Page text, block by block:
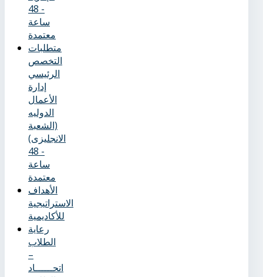
- 48
ساعة
معتمدة
متطلبات
التخصص
الرئيسي
إدارة
الأعمال
الدوليه
(الشعبة
الانجليزى)
- 48
ساعة
معتمدة
الأهداف
الاستراتيجية
للأكاديمية
رعاية
الطلاب
–
اتحــــــاد